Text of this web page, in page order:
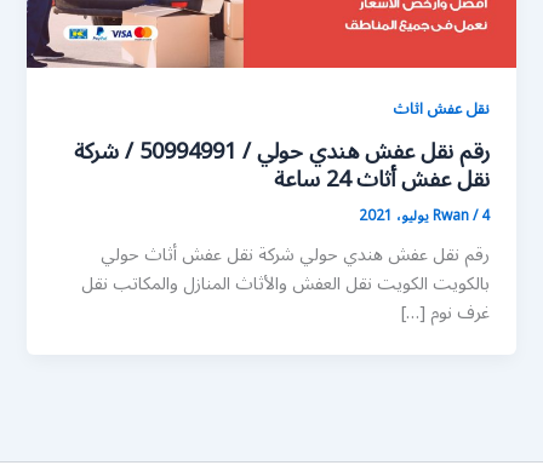
نقل عفش اثاث
رقم نقل عفش هندي حولي / 50994991 / شركة
نقل عفش أثاث 24 ساعة
Rwan/4 يوليو، 2021
رقم نقل عفش هندي حولي شركة نقل عفش أثاث حولي
بالكويت الكويت نقل العفش والأثاث المنازل والمكاتب نقل
غرف نوم […]